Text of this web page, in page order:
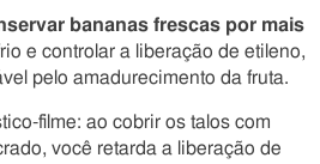
bananas frescas por mais
e controlar a liberação de etileno,
pelo amadurecimento da fruta.
filme: ao cobrir os talos com
você retarda a liberação de